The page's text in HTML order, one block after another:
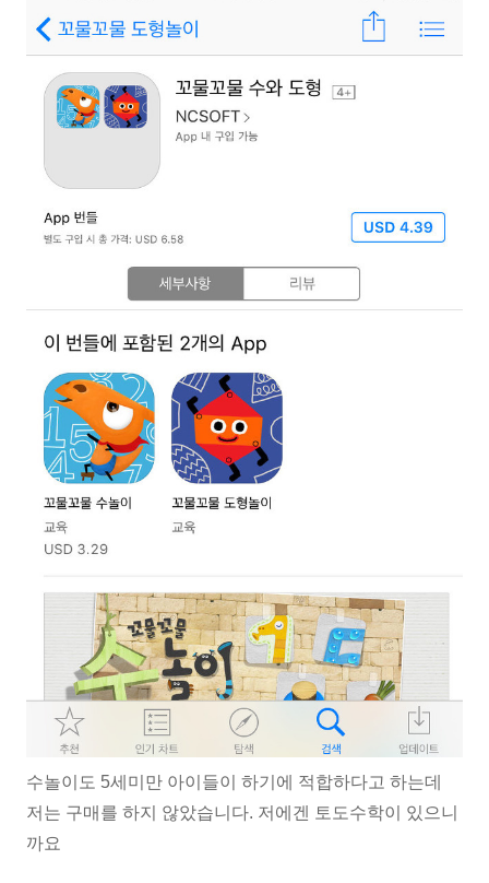
수놀이도 5세미만 아이들이 하기에 적합하다고 하는데
저는 구매를 하지 않았습니다. 저에겐 토도수학이 있으니
까요